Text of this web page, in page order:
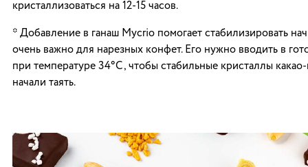
кристаллизоваться на 12-15 часов.
* Добавление в ганаш Mycrio помогает стабилизировать
очень важно для нарезных конфет. Его нужно вводить в
при температуре 34°С, чтобы стабильные кристаллы
начали таять.